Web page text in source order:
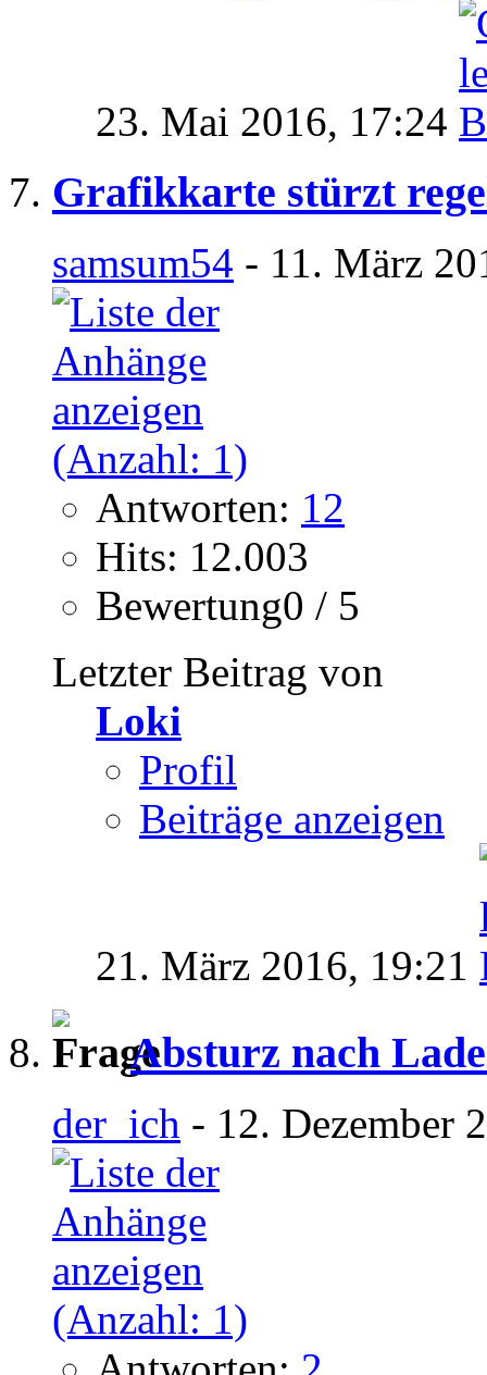
23. Mai 2016, 17:24
Grafikkarte stürzt
samsum54 - 11. März
Antworten: 12
Hits: 12.003
Bewertung0 / 5
Letzter Beitrag von
Loki
Profil
Beiträge anzeigen
21. März 2016, 19:21
Absturz nach
der_ich - 12. Dezember